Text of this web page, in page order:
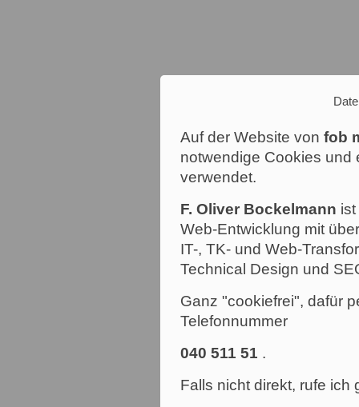
Auf der Website von fob
notwendige Cookies und
verwendet.
F. Oliver Bockelmann
Web-Entwicklung mit
IT-, TK- und Web-
Technical Design und
Ganz "cookiefrei", dafür
Telefonnummer
040 511 51 .
Falls nicht direkt, rufe ich